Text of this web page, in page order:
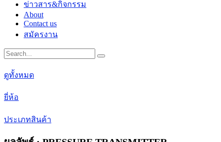
ข่าวสาร&กิจกรรม
About
Contact us
สมัครงาน
ดูทั้งหมด
ยี่ห้อ
ประเภทสินค้า